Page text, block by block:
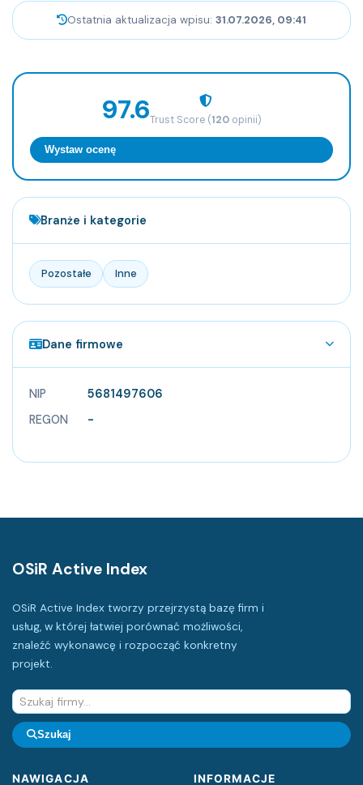
Ostatnia aktualizacja wpisu: 31.07.2026, 09:41
97.6Trust Score (120opinii)
Wystaw ocenę
Branże i kategorie
Pozostałe Inne
Dane firmowe
NIP
5681497606
REGON
-
OSiR Active Index
OSiR Active Index tworzy przejrzystą bazę firm i
usług, w której łatwiej porównać możliwości,
znaleźć wykonawcę i rozpocząć konkretny
projekt.
Szukaj
NAWIGACJA INFORMACJE